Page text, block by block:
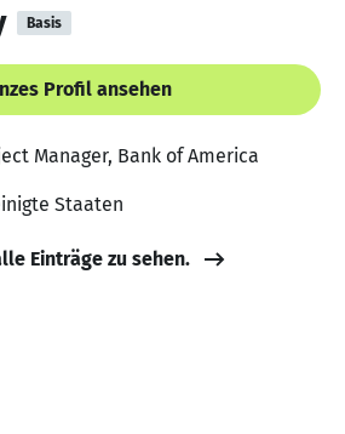
Basis
Profil ansehen
Manager, Bank of America
Staaten
Einträge zu sehen.